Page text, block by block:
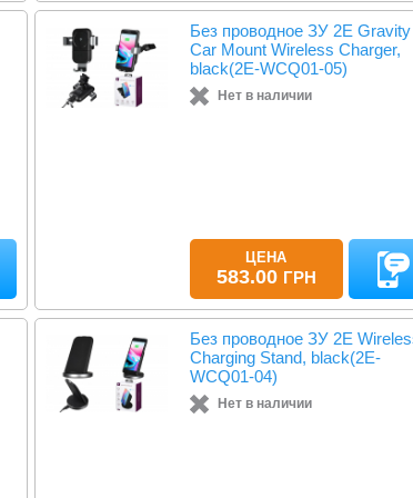
Без проводное ЗУ 2E Gravity
Car Mount Wireless Charger,
black(2E-WCQ01-05)
Нет в наличии
ЦЕНА
583.00 ГРН
Без проводное ЗУ 2E
Charging Stand, black(2E-
WCQ01-04)
Нет в наличии